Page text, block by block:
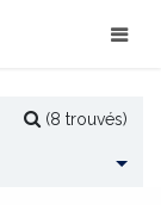
(8 trouvés)